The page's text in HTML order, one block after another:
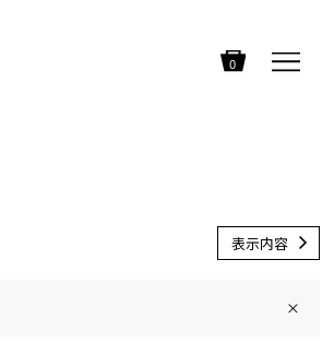
0
表示内容
×